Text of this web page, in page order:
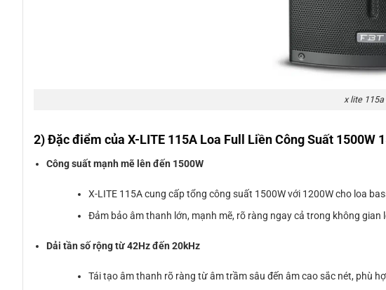
x lite 115a
2) Đặc điểm của X-LITE 115A Loa Full Liền Công Suất 1500W
Công suất mạnh mẽ lên đến 1500W
X-LITE 115A cung cấp tổng công suất 1500W với 1200W cho loa
Đảm bảo âm thanh lớn, mạnh mẽ, rõ ràng ngay cả trong không
Dải tần số rộng từ 42Hz đến 20kHz
Tái tạo âm thanh rõ ràng từ âm trầm sâu đến âm cao sắc nét, phù